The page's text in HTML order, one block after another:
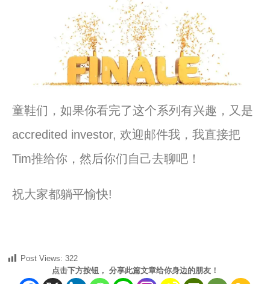
童鞋们，如果你看完了这个系列有兴趣，又是
accredited investor, 欢迎邮件我，我直接把
Tim推给你，然后你们自己去聊吧！
祝大家都躺平愉快!
Post Views: 322
点击下方按钮， 分享此篇文章给你身边的朋友！